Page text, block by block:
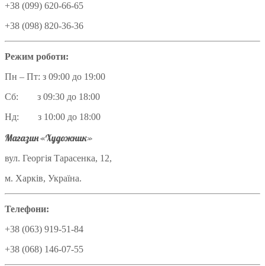
+38 (099) 620-66-65
+38 (098) 820-36-36
Режим роботи:
Пн – Пт: з 09:00 до 19:00
Сб: з 09:30 до 18:00
Нд: з 10:00 до 18:00
Магазин «Художник»
вул. Георгія Тарасенка, 12,
м. Харків, Україна.
Телефони:
+38 (063) 919-51-84
+38 (068) 146-07-55